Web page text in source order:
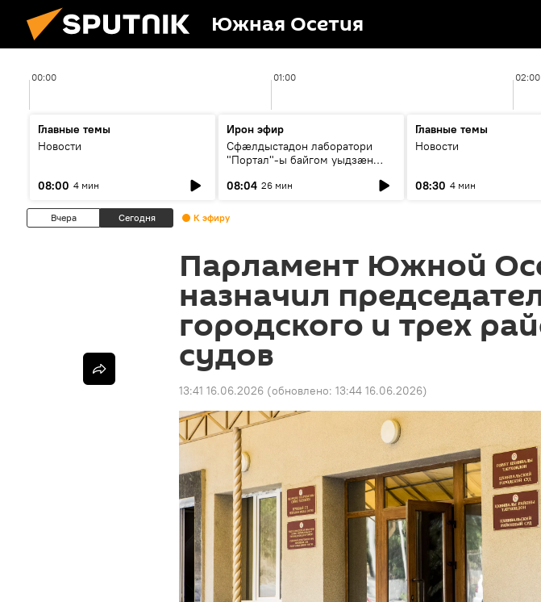
Южная Осетия
00:00 01:00 02:00
Главные темы
Новости
08:00 4 мин
Ирон эфир
Сфæлдыстадон лаборатори
"Портал"-ы байгом уыдзæн
Æхсары куыстыты равдыст
08:04 26 мин
Главные темы
Новости
08:30 4 мин
Вчера Сегодня К эфиру
Парламент Южной
назначил
городского и трех
судов
13:41 16.06.2026 (обновлено: 13:44 16.06.2026)